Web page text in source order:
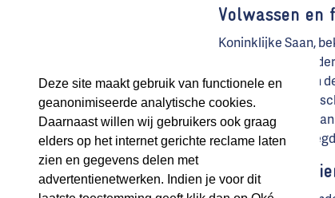
Deze site maakt gebruik van functionele en
geanonimiseerde analytische cookies.
Daarnaast willen wij gebruikers ook graag
elders op het internet gerichte reclame laten
zien en gegevens delen met
advertentienetwerken. Indien je voor dit
Volwassen en
Koninklijke Saan,
ondersteunde
optimaliseren van
Samen hielpen
en is de basis
Vertrouwde